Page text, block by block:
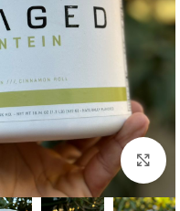
برای بزرگنمایی کلیک کنید